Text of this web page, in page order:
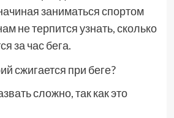
заниматься спортом
не терпится узнать, сколько
за час бега.
сложно, так как это